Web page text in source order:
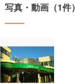
写真・動画（1件）